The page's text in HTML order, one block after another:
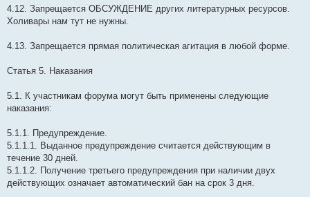
4.12. Запрещается ОБСУЖДЕНИЕ других литературных ресурсов.
Холивары нам тут не нужны.
4.13. Запрещается прямая политическая агитация в любой форме.
Статья 5. Наказания
5.1. К участникам форума могут быть применены следующие
наказания:
5.1.1. Предупреждение.
5.1.1.1. Выданное предупреждение считается действующим в
течение 30 дней.
5.1.1.2. Получение третьего предупреждения при наличии двух
действующих означает автоматический бан на срок 3 дня.